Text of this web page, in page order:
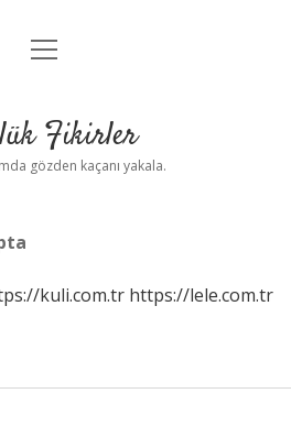
Anasayfa
Yasal Uyarı
menüyü
Fikirler
gözden kaçanı yakala.
kuli.com.tr https://lele.com.tr